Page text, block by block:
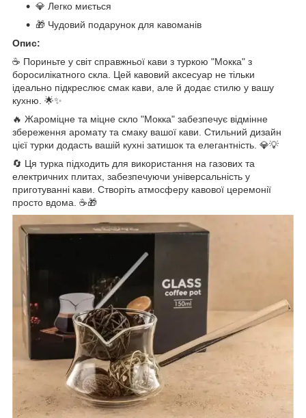
💎 Легко миється
🎁 Чудовий подарунок для кавоманів
Опис:
☕ Пориньте у світ справжньої кави з туркою "Мокка" з
боросилікатного скла. Цей кавовий аксесуар не тільки
ідеально підкреслює смак кави, але й додає стилю у вашу
кухню. 🌟✨
🔥 Жароміцне та міцне скло "Мокка" забезпечує відмінне
збереження аромату та смаку вашої кави. Стильний дизайн
цієї турки додасть вашій кухні затишок та елегантність. 💎💡
🔄 Ця турка підходить для використання на газових та
електричних плитах, забезпечуючи універсальність у
приготуванні кави. Створіть атмосферу кавової церемонії
просто вдома. ☕🎁